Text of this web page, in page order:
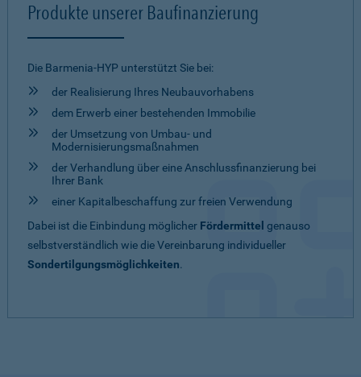
Produkte unserer Baufinanzierung
Die Barmenia-HYP unterstützt Sie bei:
der Realisierung Ihres Neubauvorhabens
dem Erwerb einer bestehenden Immobilie
der Umsetzung von Umbau- und
Modernisierungsmaßnahmen
der Verhandlung über eine Anschlussfinanzierung bei
Ihrer Bank
einer Kapitalbeschaffung zur freien Verwendung
Dabei ist die Einbindung möglicher Fördermittel genauso
selbstverständlich wie die Vereinbarung individueller
Sondertilgungsmöglichkeiten.